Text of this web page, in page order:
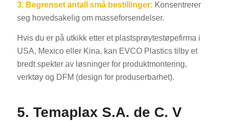
3. Begrenset antall små bestillinger: Konsentrerer
seg hovedsakelig om masseforsendelser.
Hvis du er på utkikk etter et plastsprøytestøpefirma i
USA, Mexico eller Kina, kan EVCO Plastics tilby et
bredt spekter av løsninger for produktmontering,
verktøy og DFM (design for produserbarhet).
5. Temaplax S.A. de C. V